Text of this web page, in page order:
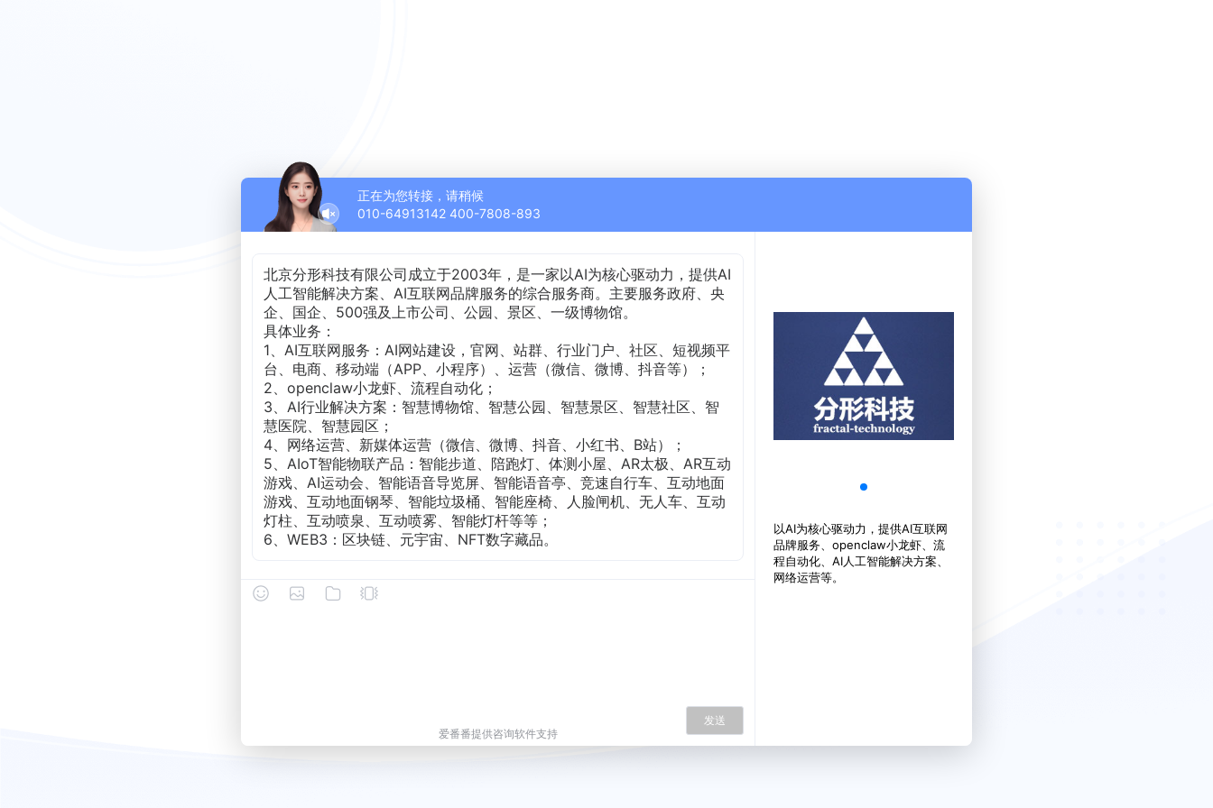
正在为您转接，请稍候
010-64913142 400-7808-893
北京分形科技有限公司成立于2003年，是一家以AI为核心驱动力，提供AI
人工智能解决方案、AI互联网品牌服务的综合服务商。主要服务政府、央
企、国企、500强及上市公司、公园、景区、一级博物馆。
具体业务：
1、AI互联网服务：AI网站建设，官网、站群、行业门户、社区、短视频平
台、电商、移动端（APP、小程序）、运营（微信、微博、抖音等）；
2、openclaw小龙虾、流程自动化；
3、 AI行业解决方案： 智慧博物馆、 智慧公园、智慧景区、智慧社区、 智
慧医院、 智慧园区；
4、网络运营、新媒体运营（微信、微博、抖音、小红书、B站）；
5、AIoT智能物联产品：智能步道、陪跑灯、体测小屋、AR太极、AR互动
游戏、AI运动会、智能语音导览屏、智能语音亭、竞速自行车、互动地面
游戏、互动地面钢琴、智能垃圾桶、智能座椅、人脸闸机、无人车、互动
灯柱、互动喷泉、互动喷雾、智能灯杆等等；
6、WEB3：区块链、元宇宙、NFT数字藏品。
发送
以AI为核心驱动力，提供AI互联网
品牌服务、openclaw小龙虾、流
程自动化、AI人工智能解决方案、
网络运营等。